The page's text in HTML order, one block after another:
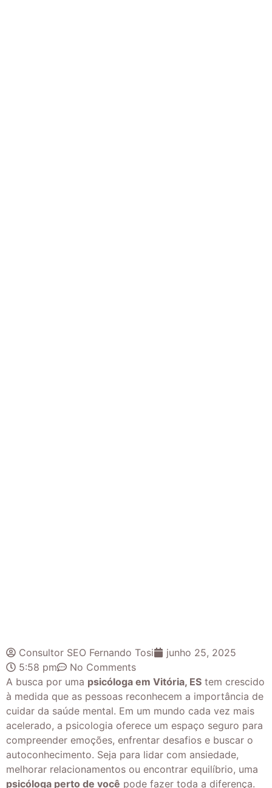
Consultor SEO Fernando Tosi
junho 25, 2025
5:58 pm
No Comments
A busca por uma psicóloga em Vitória, ES tem crescido
à medida que as pessoas reconhecem a importância de
cuidar da saúde mental. Em um mundo cada vez mais
acelerado, a psicologia oferece um espaço seguro para
compreender emoções, enfrentar desafios e buscar o
autoconhecimento. Seja para lidar com ansiedade,
melhorar relacionamentos ou encontrar equilíbrio, uma
psicóloga perto de você pode fazer toda a diferença.